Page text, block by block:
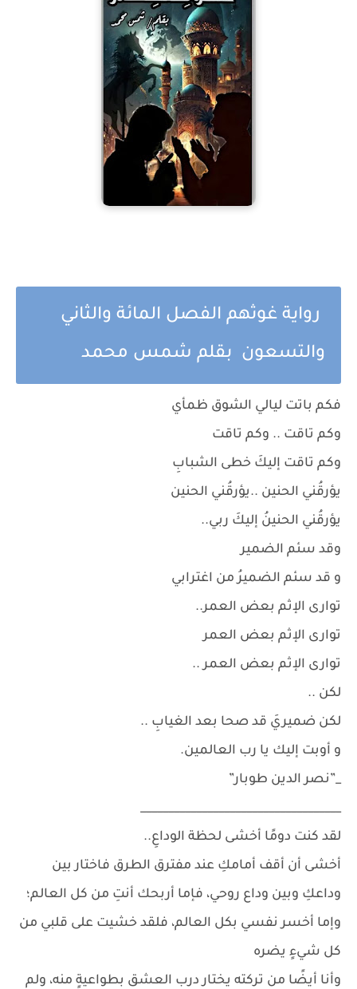
رواية غوثهم الفصل المائة والثاني
والتسعون بقلم شمس محمد
فكم باتت ليالي الشوق ظمأي
وكم تاقت .. وكم تاقت
وكم تاقت إليكَ خطى الشبابِ
يؤرقُني الحنين ..يؤرقُني الحنين
يؤرقُني الحنينُ إليكَ ربي..
وقد سئم الضمير
و قد سئم الضميرُ من اغترابي
توارى الإثم بعض العمر..
توارى الإثم بعض العمر
توارى الإثم بعض العمر ..
لكن ..
لكن ضميريَ قد صحا بعد الغيابِ ..
و أوبت إليك يا رب العالمين.
_”نصر الدين طوبار”
____________________________________
لقد كنت دومًا أخشى لحظة الوداعِ..
أخشى أن أقف أمامكِ عند مفترق الطرق فاختار بين
وداعكِ وبين وداع روحي، فإما أربحك أنتِ من كل العالم؛
وإما أخسر نفسي بكل العالم، فلقد خشيت على قلبي من
كل شيءٍ يضره
وأنا أيضًا من تركته يختار درب العشق بطواعيةٍ منه، ولم